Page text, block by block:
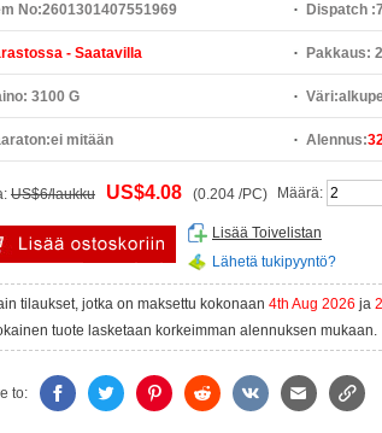
No:2601301407551969 Dispatch :
- Saatavilla Pakkaus:
3100 G Väri:
ei mitään Alennus:
US$6/laukku US$4.08 (0.204 /PC) Määrä:
Lisää Toivelistan
Lähetä tukipyyntö?
tilaukset, jotka on maksettu kokonaan 4th Aug 2026 ja
tuote lasketaan korkeimman alennuksen mukaan.
to: